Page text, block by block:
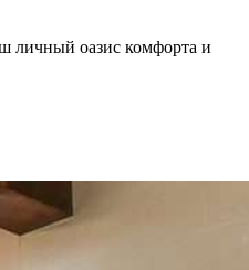
личный оазис комфорта и